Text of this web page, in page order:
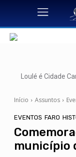
Loulé é Cidade
Início Assuntos
EVENTOS FARO
município